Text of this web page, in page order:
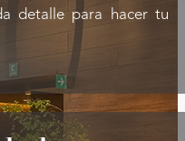
detalle para hacer tu